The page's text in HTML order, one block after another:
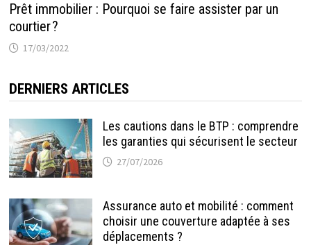
Prêt immobilier : Pourquoi se faire assister par un
courtier ?
17/03/2022
DERNIERS ARTICLES
Les cautions dans le BTP : comprendre
les garanties qui sécurisent le secteur
27/07/2026
Assurance auto et mobilité : comment
choisir une couverture adaptée à ses
déplacements ?